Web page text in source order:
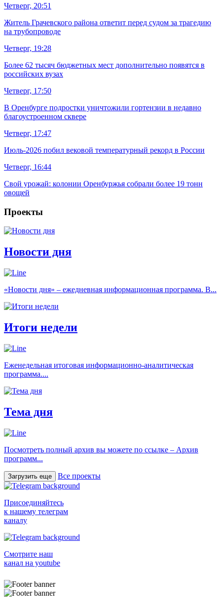
Четверг, 20:51
Житель Грачевского района ответит перед судом за трагедию
на трубопроводе
Четверг, 19:28
Более 62 тысяч бюджетных мест дополнительно появятся в
российских вузах
Четверг, 17:50
В Оренбурге подростки уничтожили гортензии в недавно
благоустроенном сквере
Четверг, 17:47
Июль-2026 побил вековой температурный рекорд в России
Четверг, 16:44
Свой урожай: колонии Оренбуржья собрали более 19 тонн
овощей
Проекты
Новости дня
«Новости дня» – ежедневная информационная программа. В...
Итоги недели
Еженедельная итоговая информационно-аналитическая
программа....
Тема дня
Посмотреть полный архив вы можете по ссылке – Архив
программ...
Загрузить еще Все проекты
Присоединяйтесь
к нашему телеграм
каналу
Смотрите наш
канал на youtube